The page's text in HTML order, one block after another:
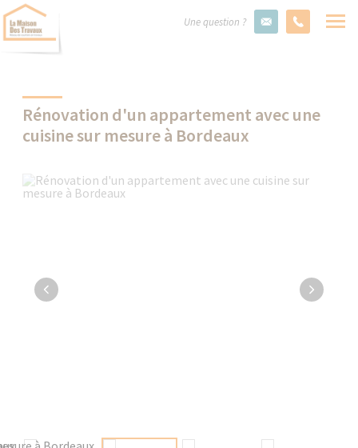
Une question ?
Rénovation d'un appartement avec une
cuisine sur mesure à Bordeaux